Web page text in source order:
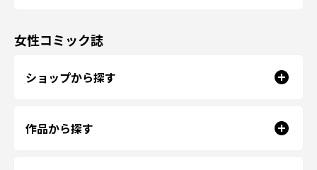
女性コミック誌
ショップから探す
作品から探す